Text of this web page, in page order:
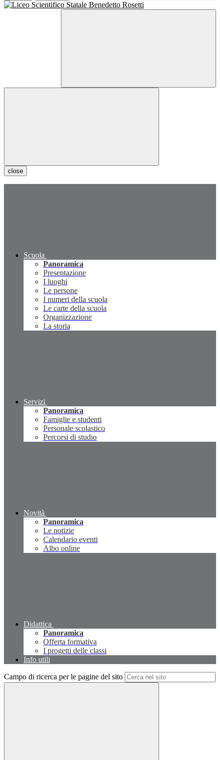
close
Scuola
Panoramica
Presentazione
I luoghi
Le persone
I numeri della scuola
Le carte della scuola
Organizzazione
La storia
Servizi
Panoramica
Famiglie e studenti
Personale scolastico
Percorsi di studio
Novità
Panoramica
Le notizie
Calendario eventi
Albo online
Didattica
Panoramica
Offerta formativa
I progetti delle classi
Info utili
Campo di ricerca per le pagine del sito